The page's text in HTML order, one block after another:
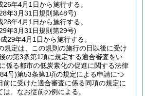
26年4月1日から施行する。
年3月31日規則第48号)
28年4月1日から施行する。
年3月31日規則第29号)
29年4月1日から施行する。
規定は、この規則の施行の日以後に受け
の第3条第1項に規定する適合審査をい
に係る都市の低炭素化の促進に関する法律
号)第53条第1項の規定による申請につ
前に受けた適合審査に係る同項の規定に
は、なお従前の例による。